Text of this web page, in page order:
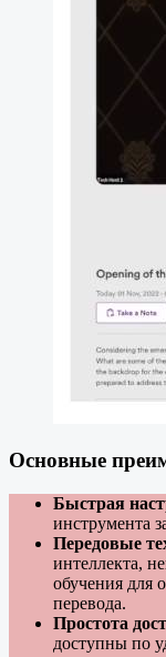
Основные
Быстрая
инструмента
Передовые
интеллекта,
обучения для
перевода.
Простота
доступны по